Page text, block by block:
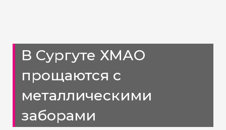
В Сургуте ХМАО
прощаются с
металлическими
заборами